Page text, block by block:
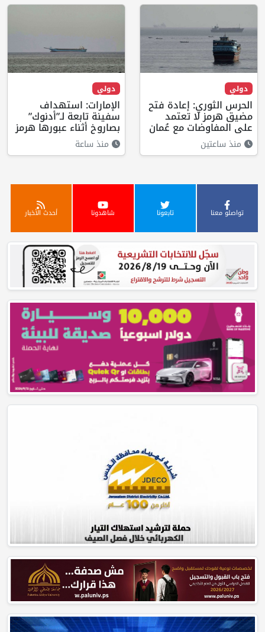
دولي
الحرس الثوري: إعادة فتح
مضيق هرمز لا تعتمد
على المفاوضات مع عُمان
منذ ساعتين
دولي
الإمارات: استهداف
سفينة تابعة لـ”أدنوك”
بصاروخ أثناء عبورها هرمز
منذ ساعة
تواصلو معنا تابعونا شاهدونا أحدث الأخبار